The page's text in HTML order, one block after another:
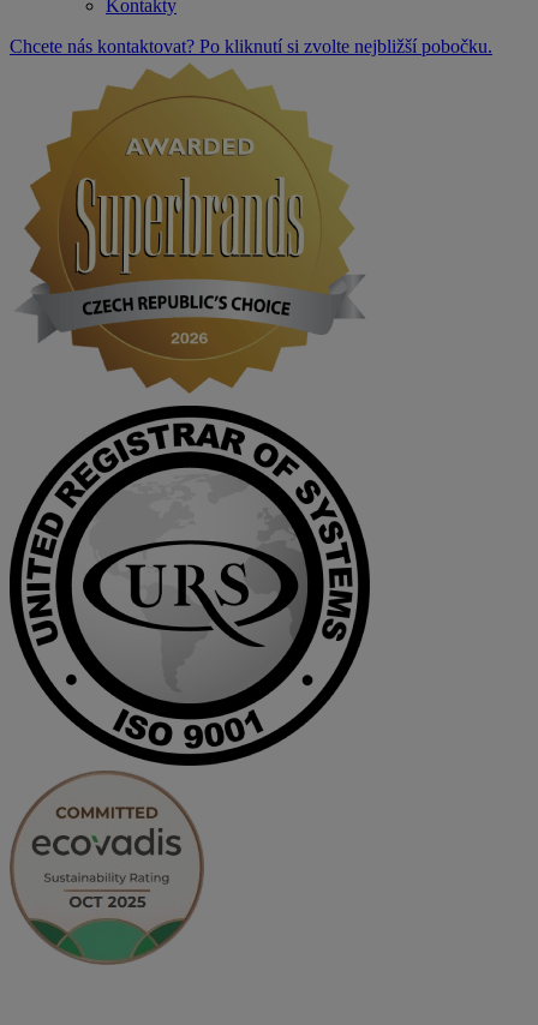
Kontakty
Chcete nás kontaktovat? Po kliknutí si zvolte nejbližší pobočku.